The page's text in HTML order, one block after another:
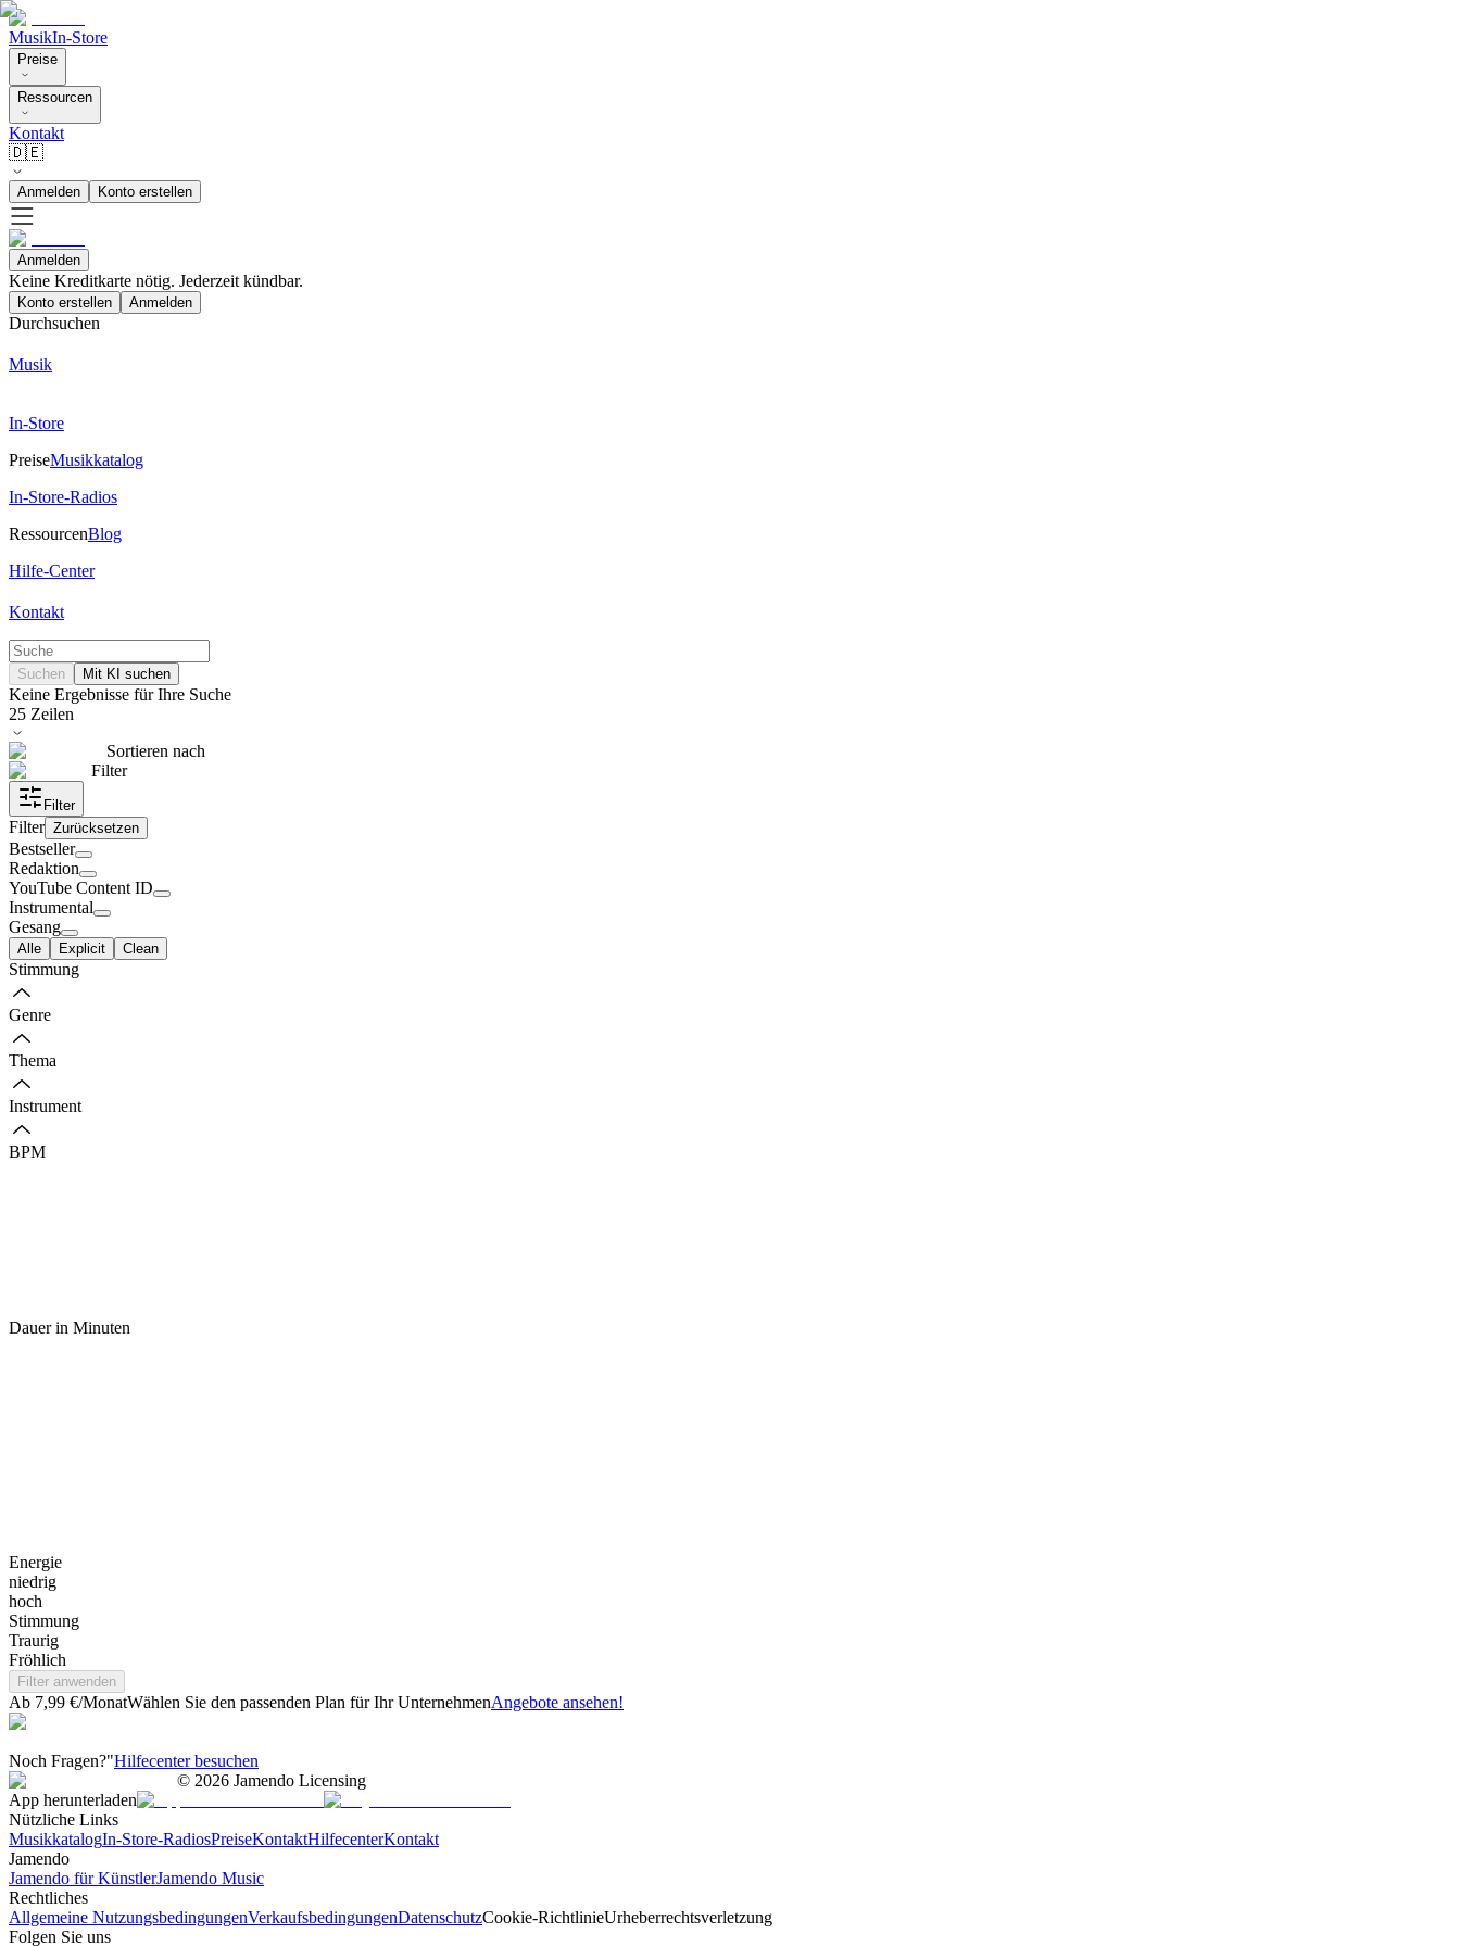
MusikIn-Store
Preise
Ressourcen
Kontakt
🇩🇪
Anmelden Konto erstellen
Anmelden
Keine Kreditkarte nötig. Jederzeit kündbar.
Konto erstellen Anmelden
Durchsuchen
Musik
In-Store
PreiseMusikkatalog
In-Store-Radios
RessourcenBlog
Hilfe-Center
Kontakt
Suchen Mit KI suchen
Keine Ergebnisse für Ihre Suche
25 Zeilen
Sortieren nach
Filter
Filter
Filter Zurücksetzen
Bestseller
Redaktion
YouTube Content ID
Instrumental
Gesang
Alle Explicit Clean
Stimmung
Genre
Thema
Instrument
BPM
Dauer in Minuten
Energie
niedrig
hoch
Stimmung
Traurig
Fröhlich
Filter anwenden
Ab 7,99 €/MonatWählen Sie den passenden Plan für Ihr UnternehmenAngebote ansehen!
Noch Fragen?"Hilfecenter besuchen
© 2026 Jamendo Licensing
App herunterladen
Nützliche Links
MusikkatalogIn-Store-RadiosPreiseKontaktHilfecenterKontakt
Jamendo
Jamendo für KünstlerJamendo Music
Rechtliches
Allgemeine NutzungsbedingungenVerkaufsbedingungenDatenschutzCookie-RichtlinieUrheberrechtsverletzung
Folgen Sie uns